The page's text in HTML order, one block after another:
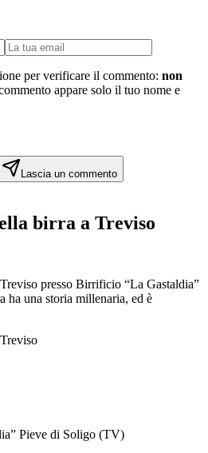
per verificare il commento: non
appare solo il tuo nome e
Lascia un commento
birra a Treviso
presso Birrificio “La Gastaldia”
una storia millenaria, ed è
Pieve di Soligo (TV)